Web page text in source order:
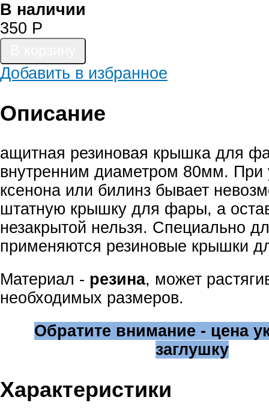
В наличии
350 Р
Добавить в избранное
Описание
ащитная резиновая крышка для
внутренним диаметром 80мм. При
ксенона или билинз бывает
штатную крышку для фары, а
незакрытой нельзя. Специально
применяются резиновые крышки
Материал - резина, может
необходимых размеров.
Обратите внимание - цена
заглушку
Характеристики